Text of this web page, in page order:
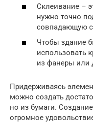
Склеивание –
нужно точно
совпадающую
Чтобы здание
использовать
из фанеры или
Придерживаясь
можно создать
но из бумаги.
огромное